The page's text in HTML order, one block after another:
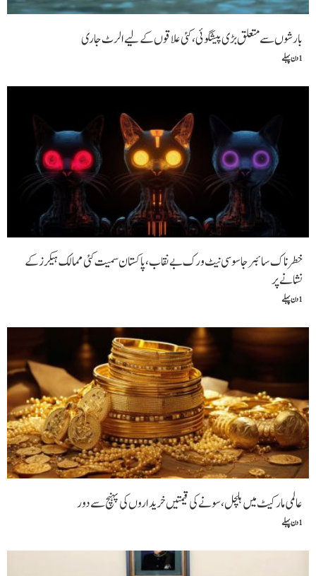
بارشوں سے متعلق بڑی پیشگوئی، کئی علاقوں کے لیے الرٹ جاری
1 دن پہلے
خطرناک سائبر جاسوسی نیٹ ورک بے نقاب، پاکستان سمیت کئی ممالک ہیکرز کے
نشانے پر
1 دن پہلے
عالمی مارکیٹ میں ہلچل، سونے کی قیمتیں خریداروں کی پہنچ سے دور
1 دن پہلے